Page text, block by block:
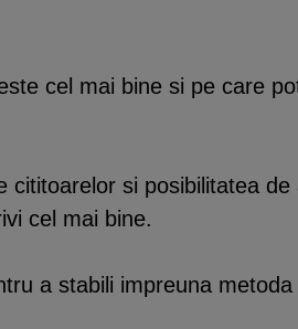
cel mai bine si pe care
cititoarelor si posibilitatea de
cel mai bine.
a stabili impreuna